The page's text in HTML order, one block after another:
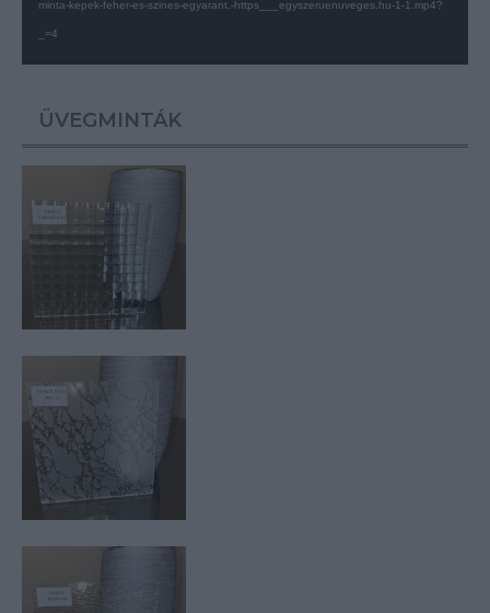
minta-kepek-feher-es-szines-egyarant.-https___egyszeruenuveges.hu-1-1.mp4?
_=4
ÜVEGMINTÁK